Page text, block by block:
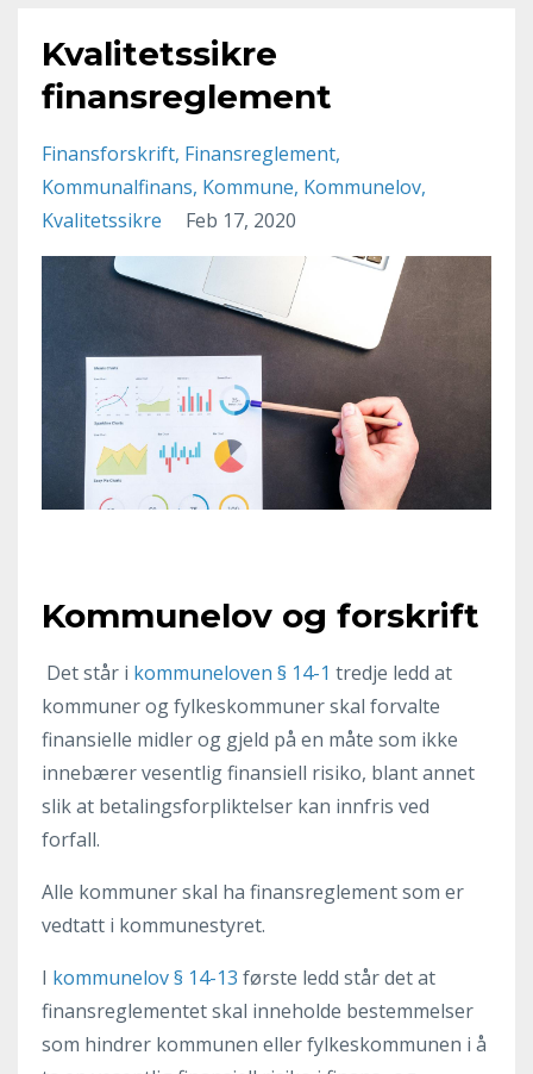
Kvalitetssikre
finansreglement
Finansforskrift Finansreglement
Kommunalfinans Kommune Kommunelov
Kvalitetssikre
Feb 17, 2020
Kommunelov og forskrift
Det står i kommuneloven § 14-1 tredje ledd at
kommuner og fylkeskommuner skal forvalte
finansielle midler og gjeld på en måte som ikke
innebærer vesentlig finansiell risiko, blant annet
slik at betalingsforpliktelser kan innfris ved
forfall.
Alle kommuner skal ha finansreglement som er
vedtatt i kommunestyret.
I kommunelov § 14-13 første ledd står det at
finansreglementet skal inneholde bestemmelser
som hindrer kommunen eller fylkeskommunen i å